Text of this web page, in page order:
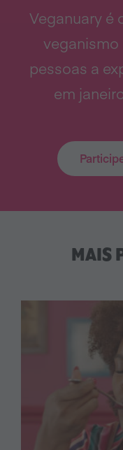
Veganuary é
veganismo
pessoas a
em
MAIS